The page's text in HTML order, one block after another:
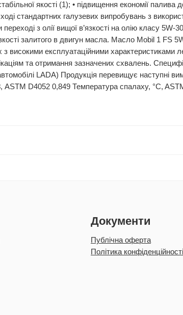
якості (1); • підвищення економії
ході стандартних галузевих випробувань з
з олії вищої в’язкості на олію класу
залитого в двигун масла. Масло Mobil 1 FS
високими експлуатаційними характеристиками
та отримання зазначених схвалень.
LADA) Продукція перевищує наступні
D4052 0,849 Температура спалаху, °C,
Документи
Публічна оферта
Політика конфіденційності